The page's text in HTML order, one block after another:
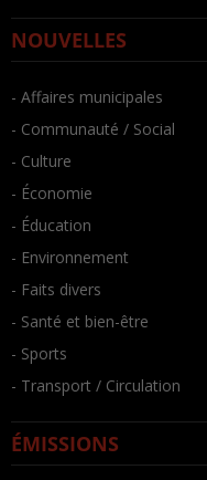
NOUVELLES
- Affaires municipales
- Communauté / Social
- Culture
- Économie
- Éducation
- Environnement
- Faits divers
- Santé et bien-être
- Sports
- Transport / Circulation
ÉMISSIONS